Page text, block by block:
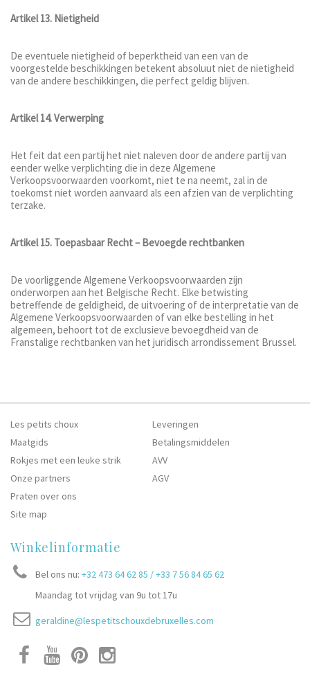
Artikel 13. Nietigheid
De eventuele nietigheid of beperktheid van een van de
voorgestelde beschikkingen betekent absoluut niet de nietigheid
van de andere beschikkingen, die perfect geldig blijven.
Artikel 14. Verwerping
Het feit dat een partij het niet naleven door de andere partij van
eender welke verplichting die in deze Algemene
Verkoopsvoorwaarden voorkomt, niet te na neemt, zal in de
toekomst niet worden aanvaard als een afzien van de verplichting
terzake.
Artikel 15. Toepasbaar Recht – Bevoegde rechtbanken
De voorliggende Algemene Verkoopsvoorwaarden zijn
onderworpen aan het Belgische Recht. Elke betwisting
betreffende de geldigheid, de uitvoering of de interpretatie van de
Algemene Verkoopsvoorwaarden of van elke bestelling in het
algemeen, behoort tot de exclusieve bevoegdheid van de
Franstalige rechtbanken van het juridisch arrondissement Brussel.
Les petits choux
Leveringen
Maatgids
Betalingsmiddelen
Rokjes met een leuke strik
AVV
Onze partners
AGV
Praten over ons
Site map
Winkelinformatie
Bel ons nu: +32 473 64 62 85 / +33 7 56 84 65 62
Maandag tot vrijdag van 9u tot 17u
geraldine@lespetitschouxdebruxelles.com